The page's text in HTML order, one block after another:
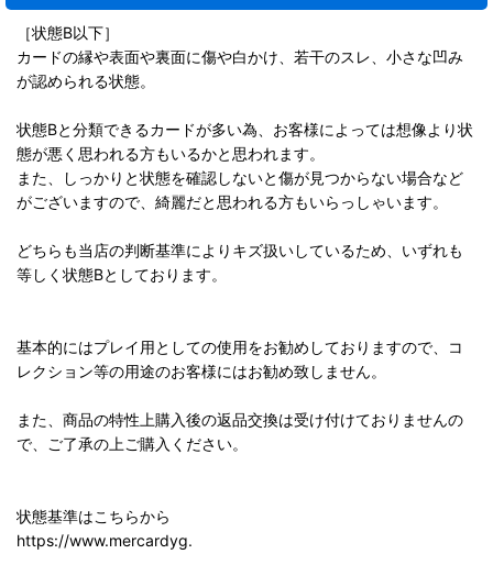
［状態B以下］
カードの縁や表面や裏面に傷や白かけ、若干のスレ、小さな凹み
が認められる状態。
状態Bと分類できるカードが多い為、お客様によっては想像より状
態が悪く思われる方もいるかと思われます。
また、しっかりと状態を確認しないと傷が見つからない場合など
がございますので、綺麗だと思われる方もいらっしゃいます。
どちらも当店の判断基準によりキズ扱いしているため、いずれも
等しく状態Bとしております。
基本的にはプレイ用としての使用をお勧めしておりますので、コ
レクション等の用途のお客様にはお勧め致しません。
また、商品の特性上購入後の返品交換は受け付けておりませんの
で、ご了承の上ご購入ください。
状態基準はこちらから
https://www.mercardyg.